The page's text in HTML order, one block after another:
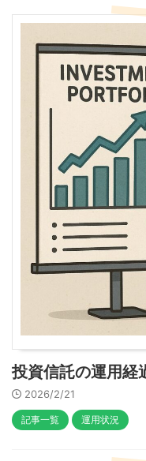
投資信託の運用経
2026/2/21
記事一覧 運用状況